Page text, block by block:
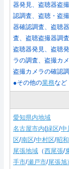
器発見、盗聴器盗
認調査、盗聴・盗
器確認調査、盗聴
査、盗聴盗撮器調
盗聴器発見、盗聴
ラの調査、盗撮カ
盗撮カメラの確認
●その他の業務など
愛知県内地域
名古屋市内(緑区/中
区/南区/中村区/昭
尾張地域 （西尾張/
手市/瀬戸市/尾張旭